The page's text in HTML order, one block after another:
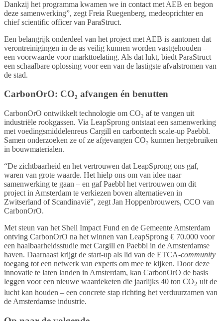
Dankzij het programma kwamen we in contact met AEB en begon
deze samenwerking”, zegt Freia Ruegenberg, medeoprichter en
chief scientific officer van ParaStruct.
Een belangrijk onderdeel van het project met AEB is aantonen dat
verontreinigingen in de as veilig kunnen worden vastgehouden –
een voorwaarde voor markttoelating. Als dat lukt, biedt ParaStruct
een schaalbare oplossing voor een van de lastigste afvalstromen van
de stad.
CarbonOrO: CO₂ afvangen én benutten
CarbonOrO ontwikkelt technologie om CO₂ af te vangen uit
industriële rookgassen. Via LeapSprong ontstaat een samenwerking
met voedingsmiddelenreus Cargill en carbontech scale-up Paebbl.
Samen onderzoeken ze of ze afgevangen CO₂ kunnen hergebruiken
in bouwmaterialen.
“De zichtbaarheid en het vertrouwen dat LeapSprong ons gaf,
waren van grote waarde. Het hielp ons om van idee naar
samenwerking te gaan – en gaf Paebbl het vertrouwen om dit
project in Amsterdam te verkiezen boven alternatieven in
Zwitserland of Scandinavië”, zegt Jan Hoppenbrouwers, CCO van
CarbonOrO.
Met steun van het Shell Impact Fund en de Gemeente Amsterdam
ontving CarbonOrO na het winnen van LeapSprong € 70.000 voor
een haalbaarheidsstudie met Cargill en Paebbl in de Amsterdamse
haven. Daarnaast krijgt de start-up als lid van de ETCA-community
toegang tot een netwerk van experts om mee te kijken. Door deze
innovatie te laten landen in Amsterdam, kan CarbonOrO de basis
leggen voor een nieuwe waardeketen die jaarlijks 40 ton CO2 uit de
lucht kan houden – een concrete stap richting het verduurzamen van
de Amsterdamse industrie.